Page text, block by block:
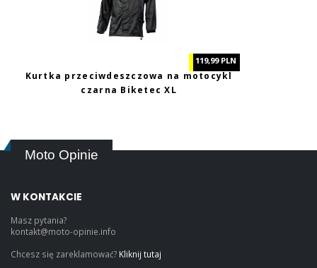
119,99 PLN
Kurtka przeciwdeszczowa na motocykl
czarna Biketec XL
Moto Opinie
W KONTAKCIE
Masz pytania?
kontakt@moto-opinie.info
Chcesz się zareklamować? Kliknij tutaj